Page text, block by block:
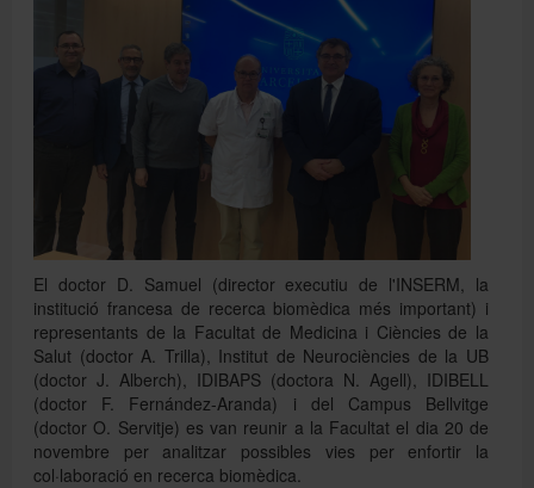
Directori
Español
El doctor D. Samuel (director executiu de l'INSERM, la
institució francesa de recerca biomèdica més important) i
representants de la Facultat de Medicina i Ciències de la
Salut (doctor A. Trilla), Institut de Neurociències de la UB
(doctor J. Alberch), IDIBAPS (doctora N. Agell), IDIBELL
(doctor F. Fernández-Aranda) i del Campus Bellvitge
(doctor O. Servitje) es van reunir a la Facultat el dia 20 de
novembre per analitzar possibles vies per enfortir la
col·laboració en recerca biomèdica.